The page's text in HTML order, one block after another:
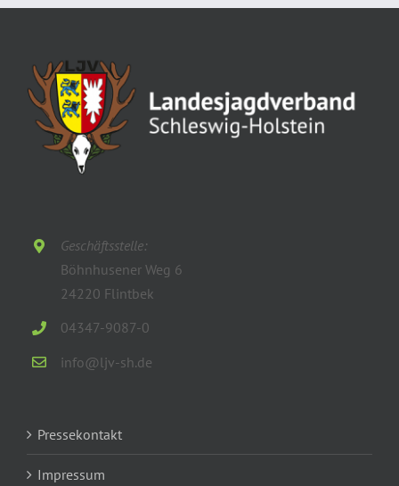
Geschäftsstelle:
Böhnhusener Weg 6
24220 Flintbek
04347-9087-0
info@ljv-sh.de
Pressekontakt
Impressum